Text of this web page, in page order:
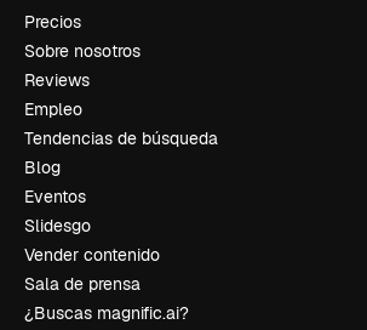
Precios
Sobre nosotros
Reviews
Empleo
Tendencias de búsqueda
Blog
Eventos
Slidesgo
Vender contenido
Sala de prensa
¿Buscas magnific.ai?